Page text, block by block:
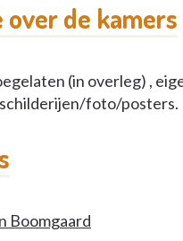
de kamers
(in overleg) ,
schilderijen/foto/posters.
Boomgaard